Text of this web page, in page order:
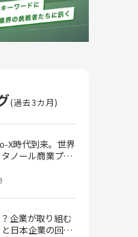
(過去3カ月)
X時代到来。世界
ノール商業プラ
企業が取り組む
日本企業の回答